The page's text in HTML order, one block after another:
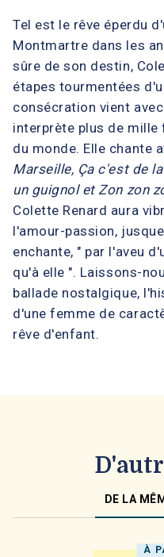
Tel est le rêve éperdu
Montmartre dans les
sûre de son destin,
étapes tourmentées
consécration vient avec
interprète plus de
du monde. Elle chante
Marseille, Ça c'est de
un guignol et Zon zon
Colette Renard aura
l'amour-passion,
enchante, " par l'aveu
qu'à elle ". Laissons-
ballade nostalgique,
d'une femme de
rêve d'enfant.
DE LA
À